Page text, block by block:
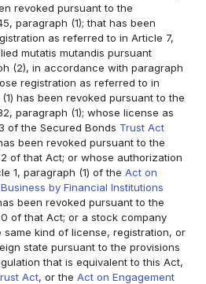
revoked pursuant to the
paragraph (1); that has been
as referred to in Article 7,
mutatis mutandis pursuant
(2), in accordance with paragraph
registration as referred to in
has been revoked pursuant to the
paragraph (1); whose license as
of the Secured Bonds Trust Act
been revoked pursuant to the
of that Act; or whose authorization
1, paragraph (1) of the Act on
by Financial Institutions
been revoked pursuant to the
of that Act; or a stock company
kind of license, registration, or
state pursuant to the provisions
that is equivalent to this Act,
Act, or the Act on Engagement